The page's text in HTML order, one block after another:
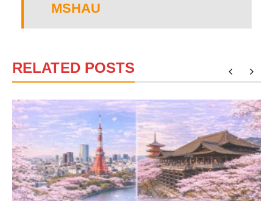
MSHAU
RELATED POSTS